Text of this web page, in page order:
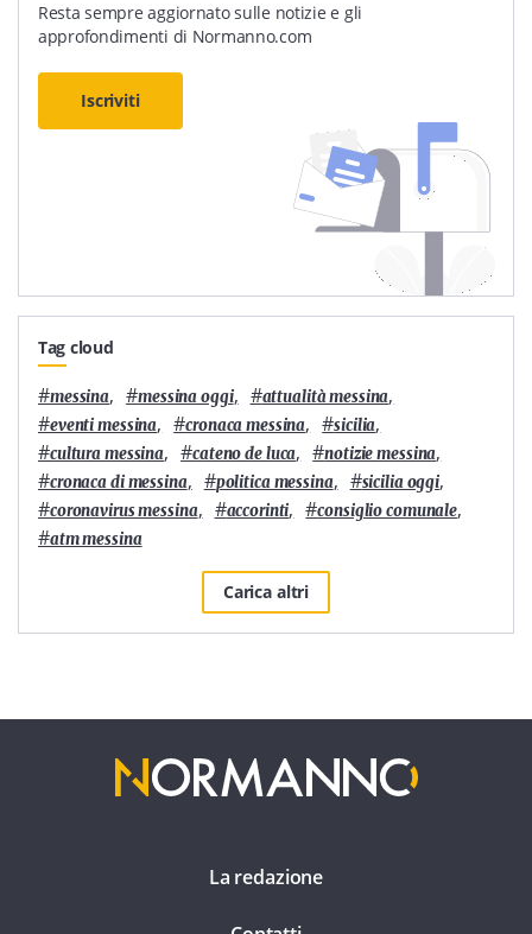
Resta sempre aggiornato sulle notizie e gli
approfondimenti di Normanno.com
Iscriviti
Tag cloud
#messina, #messina oggi, #attualità messina,
#eventi messina, #cronaca messina, #sicilia,
#cultura messina, #cateno de luca, #notizie messina,
#cronaca di messina, #politica messina, #sicilia oggi,
#coronavirus messina, #accorinti, #consiglio comunale,
#atm messina
Carica altri
La redazione